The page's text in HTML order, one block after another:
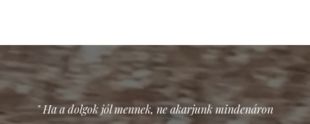
" Ha a dolgok jól mennek, ne akarjunk mindenáron